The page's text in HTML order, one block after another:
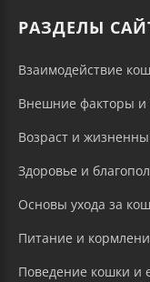
РАЗДЕЛЫ
Взаимодействие
Внешние факторы и
Возраст и
Здоровье и
Основы ухода за
Питание и
Поведение кошки и